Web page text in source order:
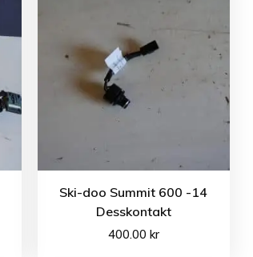
Ski-doo Summit 600 -14
Desskontakt
400.00 kr